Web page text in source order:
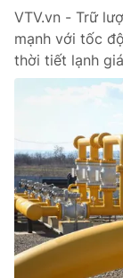
Hậu trường
Nhân vật
Khán giả
Điện ảnh
Âm nhạc
Đời sống
Du lịch
Chất lượng
Giáo dục
Học trực tuyến
Công nghệ
Hitech Công
Sản phẩm
Thị trường
Giao lưu trực
Lịch phát
VTV.vn - Trữ
mạnh với tốc
thời tiết lạnh